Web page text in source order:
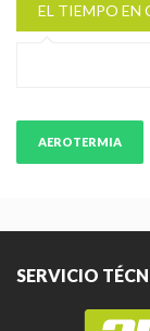
EL TIEMPO EN
AEROTERMIA
SERVICIO